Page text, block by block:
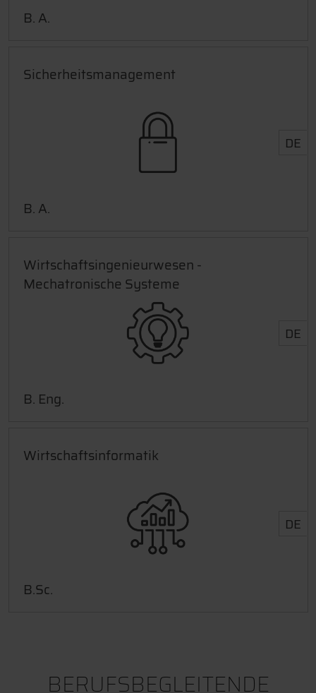
B. A.
Sicherheitsmanagement
DE
B. A.
Wirtschaftsingenieurwesen -
Mechatronische Systeme
DE
B. Eng.
Wirtschaftsinformatik
DE
B.Sc.
BERUFSBEGLEITENDE